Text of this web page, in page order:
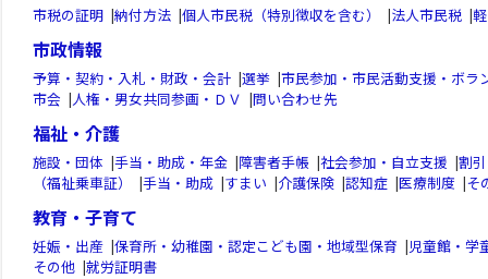
市税の証明 |納付方法 |個人市民税（特別徴収を含む） |法人市民税 |
市政情報
予算・契約・入札・財政・会計 |選挙 |市民参加・市民活動支援・ボラ
市会 |人権・男女共同参画・ＤＶ |問い合わせ先
福祉・介護
施設・団体 |手当・助成・年金 |障害者手帳 |社会参加・自立支援 |割
（福祉乗車証）
|手当・助成 |すまい |介護保険 |認知症 |医療制度 |そ
教育・子育て
妊娠・出産 |保育所・幼稚園・認定こども園・地域型保育 |児童館・学
その他 |就労証明書